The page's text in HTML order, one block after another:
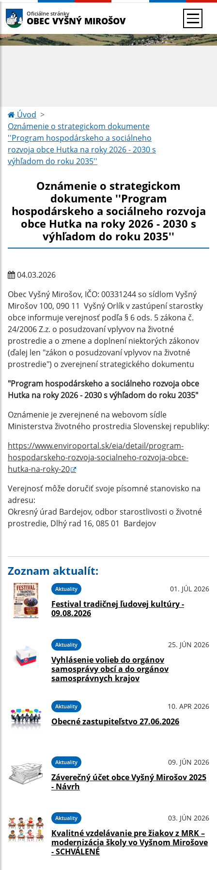
Oficiálne stránky
OBEC VYŠNÝ MIROŠOV
Úvod
Oznámenie o strategickom dokumente
''Program hospodárskeho a sociálneho
rozvoja obce Hutka na roky 2026 - 2030 s
výhľadom do roku 2035''
Oznámenie o strategickom
dokumente ''Program
hospodárskeho a sociálneho rozvoja
obce Hutka na roky 2026 - 2030 s
výhľadom do roku 2035''
04.03.2026
Obec Vyšný Mirošov, IČO: 00331244 so sídlom Vyšný
Mirošov 100, 090 11 Vyšný Orlík v zastúpení starostky
obce informuje verejnosť podľa § 6 ods. 5 zákona č.
24/2006 Z.z. o posudzovaní vplyvov na životné
prostredie a o zmene a doplnení niektorých zákonov
(ďalej len "zákon o posudzovaní vplyvov na životné
prostredie") o zverejnení strategického dokumentu
"Program hospodárskeho a sociálneho rozvoja obce
Hutka na roky 2026 - 2030 s výhľadom do roku 2035"
Oznámenie je zverejnené na webovom sídle
Ministerstva životného prostredia Slovenskej republiky:
https://www.enviroportal.sk/eia/detail/program-
hospodarskeho-rozvoja-socialneho-rozvoja-obce-
hutka-na-roky-20
Verejnosť môže doručiť svoje písomné stanovisko na
adresu:
Okresný úrad Bardejov, odbor starostlivosti o životné
prostredie, Dlhý rad 16, 085 01 Bardejov
Zoznam aktualít:
Aktuality 01. JÚL 2026
Festival tradičnej ľudovej kultúry -
09.08.2026
Aktuality 25. JÚN 2026
Vyhlásenie volieb do orgánov
samosprávy obcí a do orgánov
samosprávnych krajov
Aktuality 10. APR 2026
Obecné zastupiteľstvo 27.06.2026
Aktuality 09. JÚN 2026
Záverečný účet obce Vyšný Mirošov 2025
- Návrh
Aktuality 03. JÚN 2026
Kvalitné vzdelávanie pre žiakov z MRK –
modernizácia školy vo Vyšnom Mirošove
- SCHVÁLENÉ